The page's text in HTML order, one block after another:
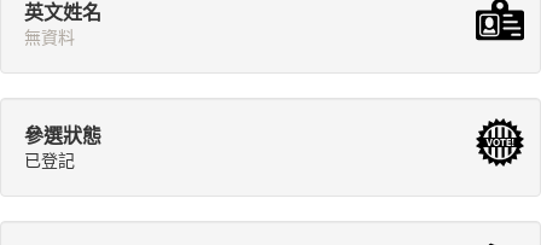
英文姓名
無資料
參選狀態
已登記